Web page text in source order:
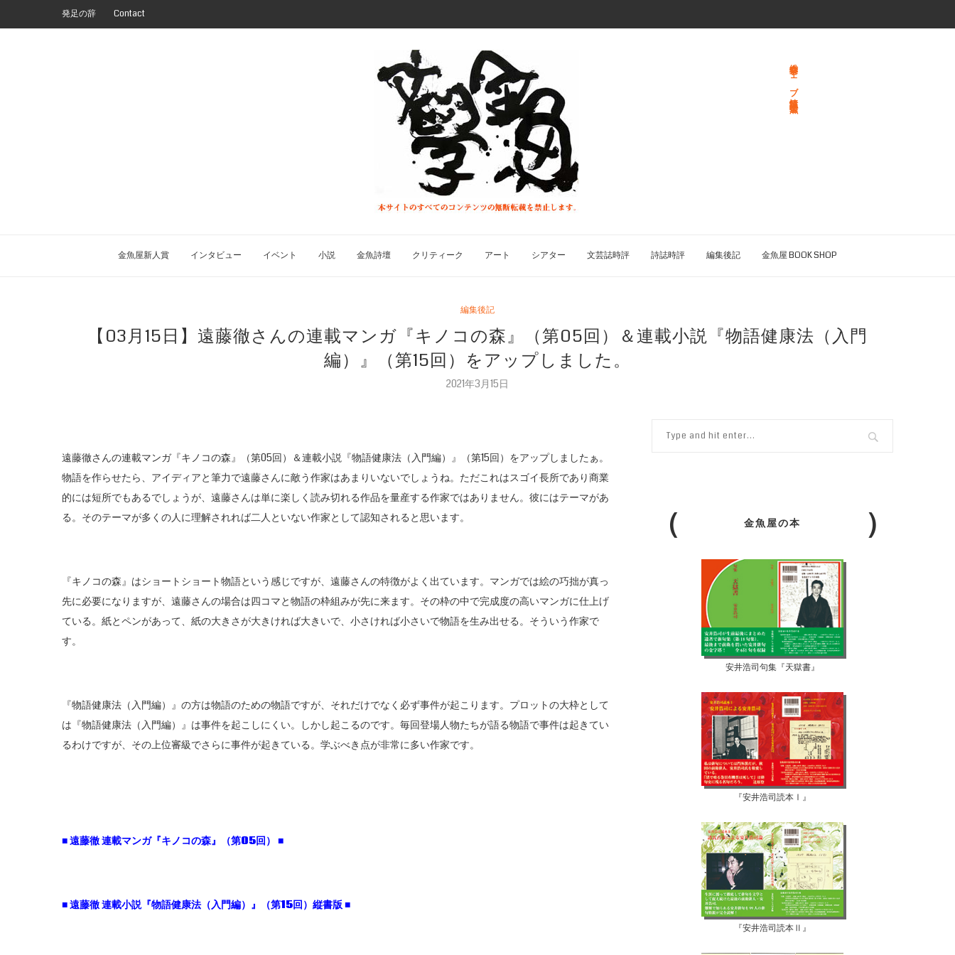
発足の辞 Contact
総合文学ウェブ情報誌 文学金魚
金魚屋新人賞 インタビュー イベント 小説 金魚詩壇 クリティーク アート シアター 文芸誌時評 詩誌時評 編集後記 金魚屋 BOOK SHOP
編集後記
【03月15日】遠藤徹さんの連載マンガ『キノコの森』（第05回）＆連載小説『物語健康法（入門
編）』（第15回）をアップしました。
2021年3月15日
遠藤徹さんの連載マンガ『キノコの森』（第05回）＆連載小説『物語健康法（入門編）』（第15回）をアップしましたぁ。
物語を作らせたら、アイディアと筆力で遠藤さんに敵う作家はあまりいないでしょうね。ただこれはスゴイ長所であり商業
的には短所でもあるでしょうが、遠藤さんは単に楽しく読み切れる作品を量産する作家ではありません。彼にはテーマがあ
る。そのテーマが多くの人に理解されれば二人といない作家として認知されると思います。
『キノコの森』はショートショート物語という感じですが、遠藤さんの特徴がよく出ています。マンガでは絵の巧拙が真っ
先に必要になりますが、遠藤さんの場合は四コマと物語の枠組みが先に来ます。その枠の中で完成度の高いマンガに仕上げ
ている。紙とペンがあって、紙の大きさが大きければ大きいで、小さければ小さいで物語を生み出せる。そういう作家で
す。
『物語健康法（入門編）』の方は物語のための物語ですが、それだけでなく必ず事件が起こります。プロットの大枠として
は『物語健康法（入門編）』は事件を起こしにくい。しかし起こるのです。毎回登場人物たちが語る物語で事件は起きてい
るわけですが、その上位審級でさらに事件が起きている。学ぶべき点が非常に多い作家です。
■ 遠藤徹 連載マンガ『キノコの森』（第05回） ■
■ 遠藤徹 連載小説『物語健康法（入門編）』（第15回）縦書版 ■
金魚屋の本
安井浩司句集『天獄書』
『安井浩司読本Ⅰ』
『安井浩司読本Ⅱ』